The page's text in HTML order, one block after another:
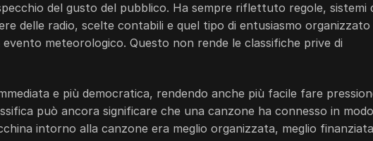
del gusto del pubblico. Ha sempre riflettuto regole, sistemi
delle radio, scelte contabili e quel tipo di entusiasmo organizzato
meteorologico. Questo non rende le classifiche prive di
e più democratica, rendendo anche più facile fare
può ancora significare che una canzone ha connesso in modo
intorno alla canzone era meglio organizzata, meglio